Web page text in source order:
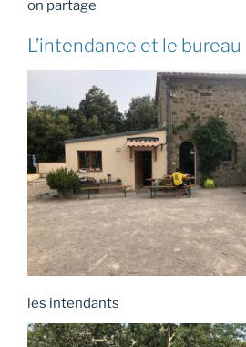
on partage
L’intendance et le bureau
les intendants